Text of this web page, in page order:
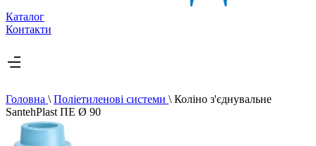
Каталог
Контакти
Головна \ Поліетиленові системи \ Коліно з'єднувальне
SantehPlast ПЕ Ø 90